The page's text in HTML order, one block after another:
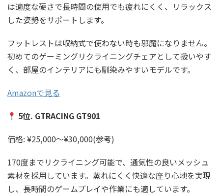
は適度な硬さで長時間の使用でも疲れにくく、リラックス
した姿勢をサポートします。
フットレストは収納式で使わない時も邪魔になりません。
初めてのゲーミングリクライニングチェアとして扱いやす
く、部屋のインテリアにも馴染みやすいモデルです。
Amazonで見る
5位. GTRACING GT901
価格: ¥25,000〜¥30,000(参考)
170度までリクライニング可能で、通気性の良いメッシュ
素材を採用しています。蒸れにくく快適な座り心地を実現
し、長時間のゲームプレイや作業にも適しています。